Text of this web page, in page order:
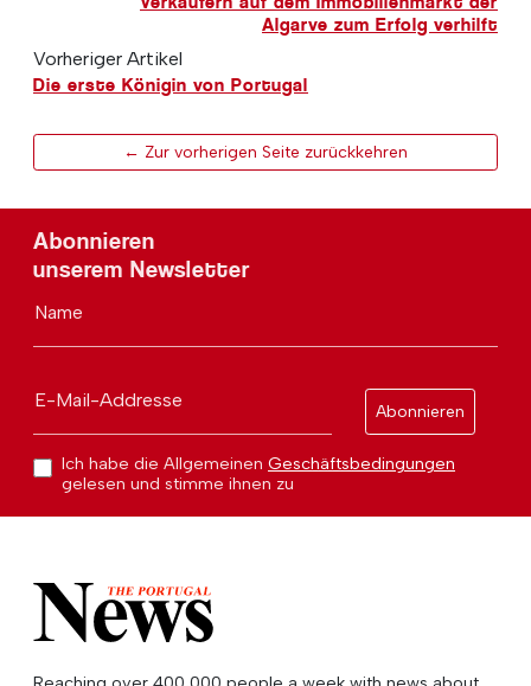
Algarve zum Erfolg verhilft
Vorheriger Artikel
Die erste Königin von Portugal
← Zur vorherigen Seite zurückkehren
Abonnieren
unserem Newsletter
Name
E-Mail-Addresse
Abonnieren
Ich habe die Allgemeinen Geschäftsbedingungen
gelesen und stimme ihnen zu